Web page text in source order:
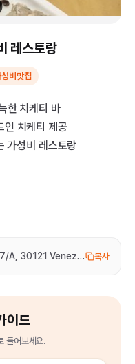
레스토랑
비맛집
한 치케티 바
인 치케티 제공
가성비 레스토랑
30121 Venezia VE, 이탈리
복사
이드
들어보세요.